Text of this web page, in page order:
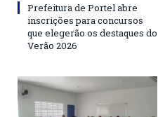
Prefeitura de Portel abre
inscrições para concursos
que elegerão os destaques do
Verão 2026